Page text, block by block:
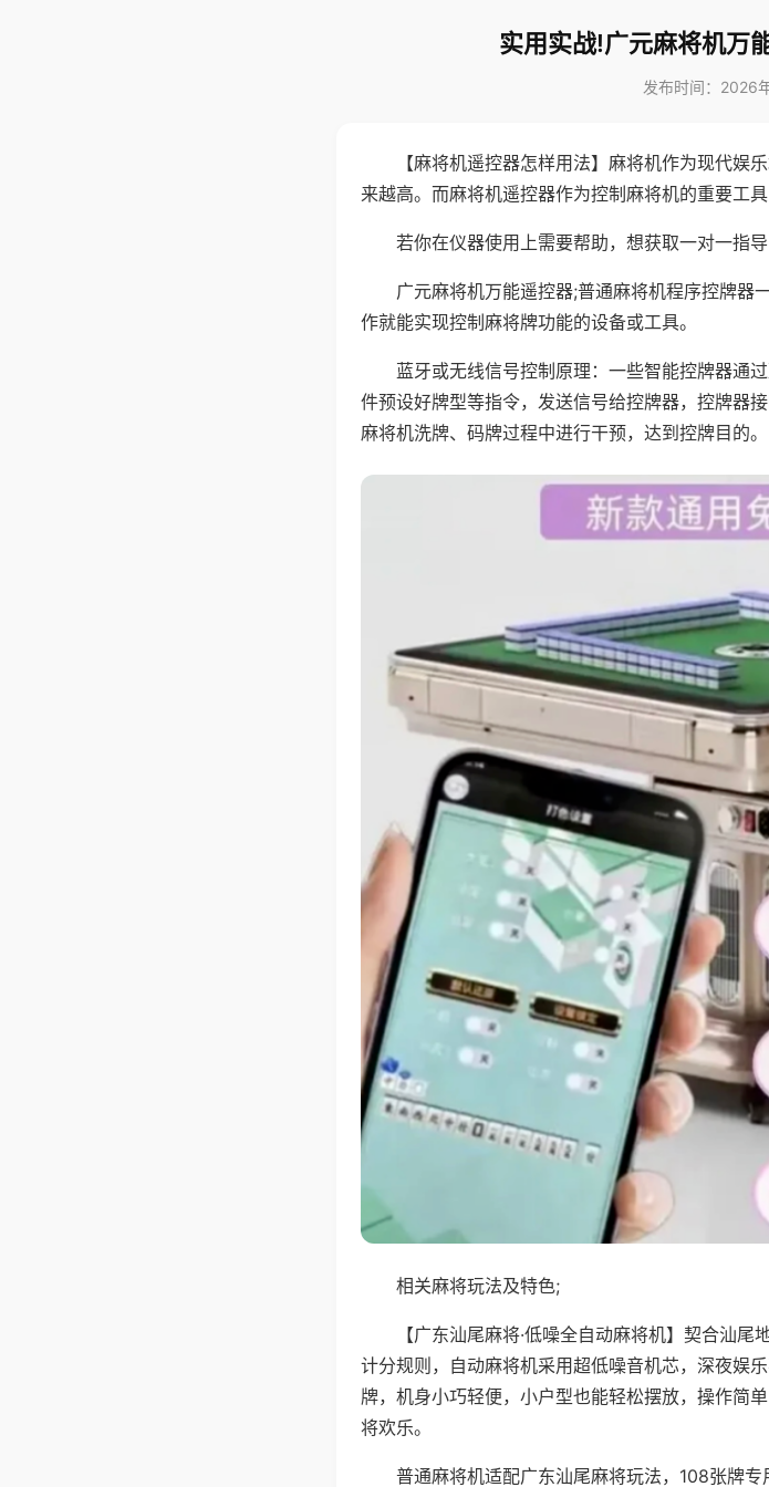
实用实战!广元麻将机万
发布时间：2026
【麻将机遥控器怎样用法】麻将机作为现代娱
来越高。而麻将机遥控器作为控制麻将机的重要工
若你在仪器使用上需要帮助，想获取一对一指
广元麻将机万能遥控器;普通麻将机程序控牌器
作就能实现控制麻将牌功能的设备或工具。
蓝牙或无线信号控制原理：一些智能控牌器通
件预设好牌型等指令，发送信号给控牌器，控牌器
麻将机洗牌、码牌过程中进行干预，达到控牌目的。
相关麻将玩法及特色;
【广东汕尾麻将·低噪全自动麻将机】契合汕
计分规则，自动麻将机采用超低噪音机芯，深夜娱
牌，机身小巧轻便，小户型也能轻松摆放，操作简
将欢乐。
普通麻将机适配广东汕尾麻将玩法，108张牌